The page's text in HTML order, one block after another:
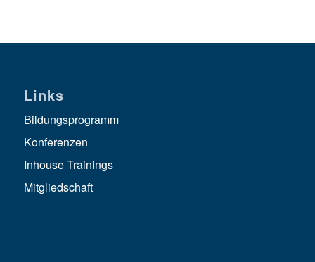
Links
Bildungsprogramm
Konferenzen
Inhouse Trainings
Mitgliedschaft